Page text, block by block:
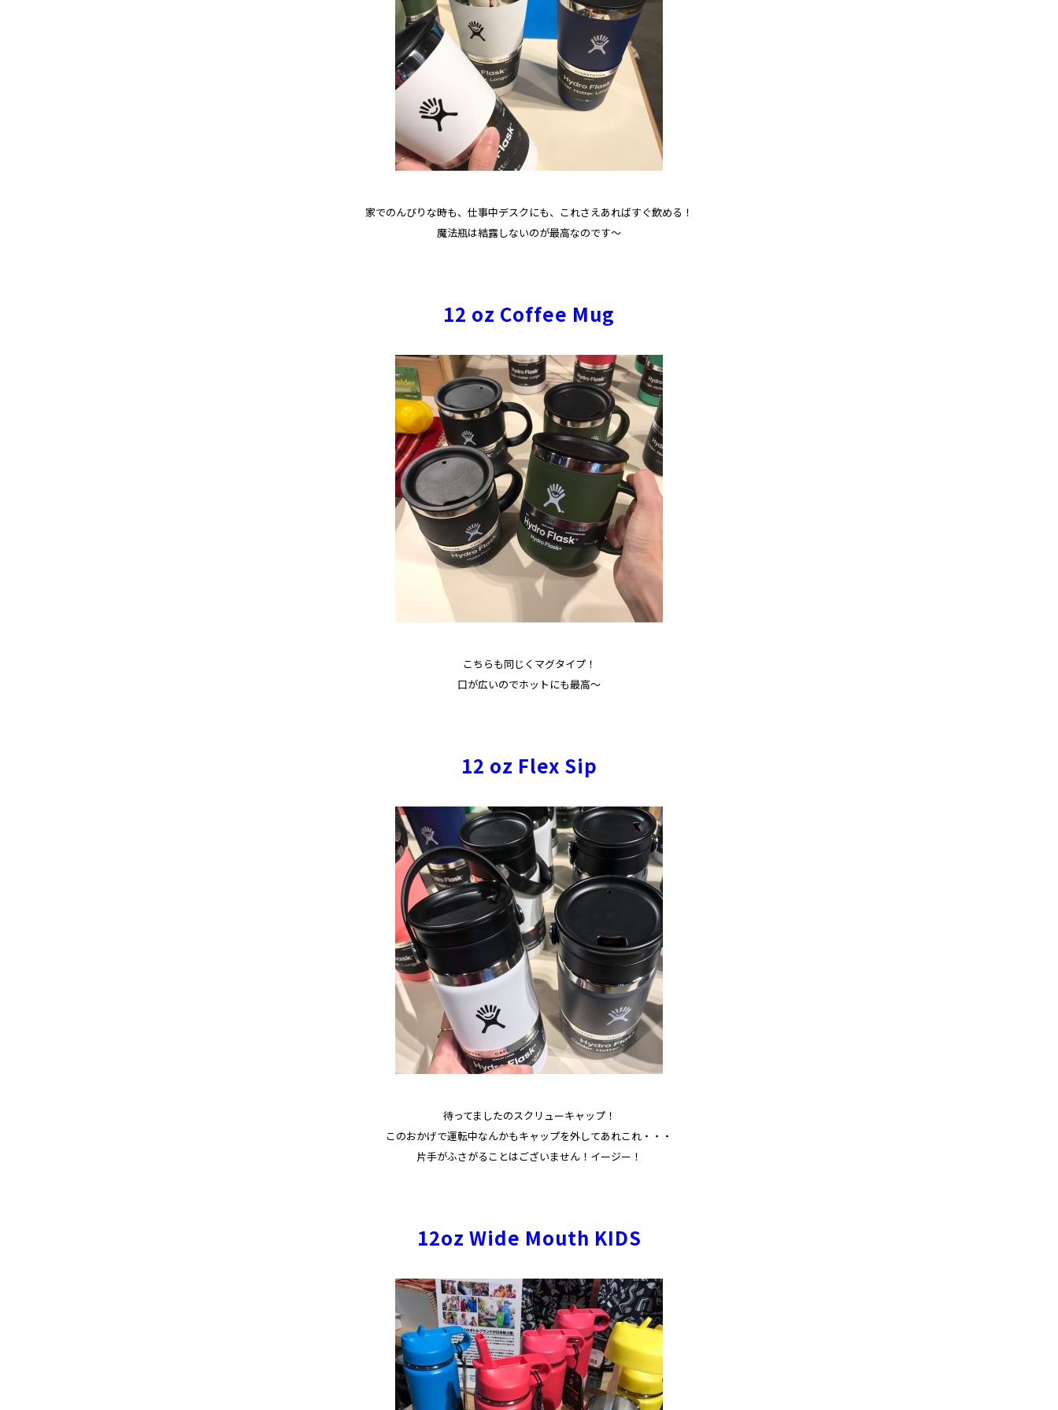
家でのんびりな時も、仕事中デスクにも、これさえあればすぐ飲める！
魔法瓶は結露しないのが最高なのです～
12 oz Coffee Mug
こちらも同じくマグタイプ！
口が広いのでホットにも最高～
12 oz Flex Sip
待ってましたのスクリューキャップ！
このおかげで運転中なんかもキャップを外してあれこれ・・・
片手がふさがることはございません！イージー！
12oz Wide Mouth KIDS